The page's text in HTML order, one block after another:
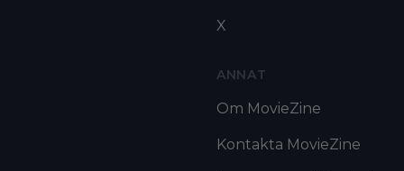
X
ANNAT
Om MovieZine
Kontakta MovieZine